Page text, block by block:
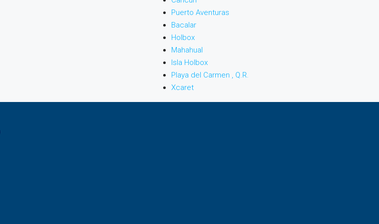
Puerto Aventuras
Bacalar
Holbox
Mahahual
Isla Holbox
Playa del Carmen , Q.R.
Xcaret